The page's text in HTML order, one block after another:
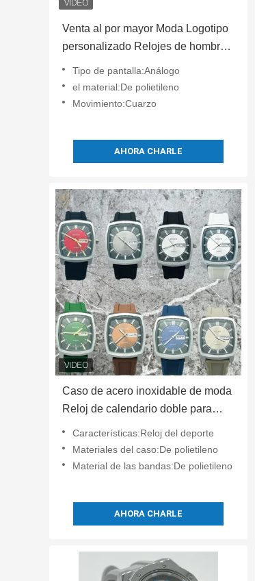
Venta al por mayor Moda Logotipo
personalizado Relojes de hombre
Relojes con correa de silicona de
cuarzo
Tipo de pantalla:Análogo
el material:De polietileno
Movimiento:Cuarzo
AHORA CHARLE
Caso de acero inoxidable de moda
Reloj de calendario doble para
silicona
Características:Reloj del deporte
Materiales del caso:De polietileno
Material de las bandas:De polietileno
AHORA CHARLE